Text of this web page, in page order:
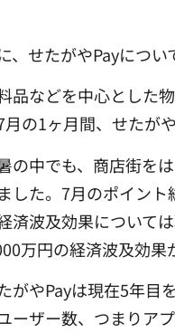
、せたがやPayについ
品などを中心とした
月の1ヶ月間、せたが
の中でも、商店街を
した。7月のポイン
済波及効果について
万円の経済波及効果
がやPayは現在5年目
ーザー数、つまりア